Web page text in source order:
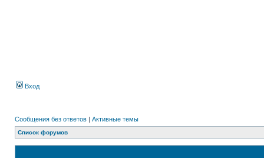
Вход
Сообщения без ответов | Активные темы
Список форумов